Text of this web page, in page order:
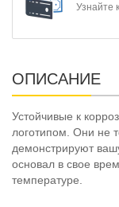
Узнайте
ОПИСАНИЕ
Устойчивые к
логотипом. Они не
демонстрируют
основал в свое
температуре.